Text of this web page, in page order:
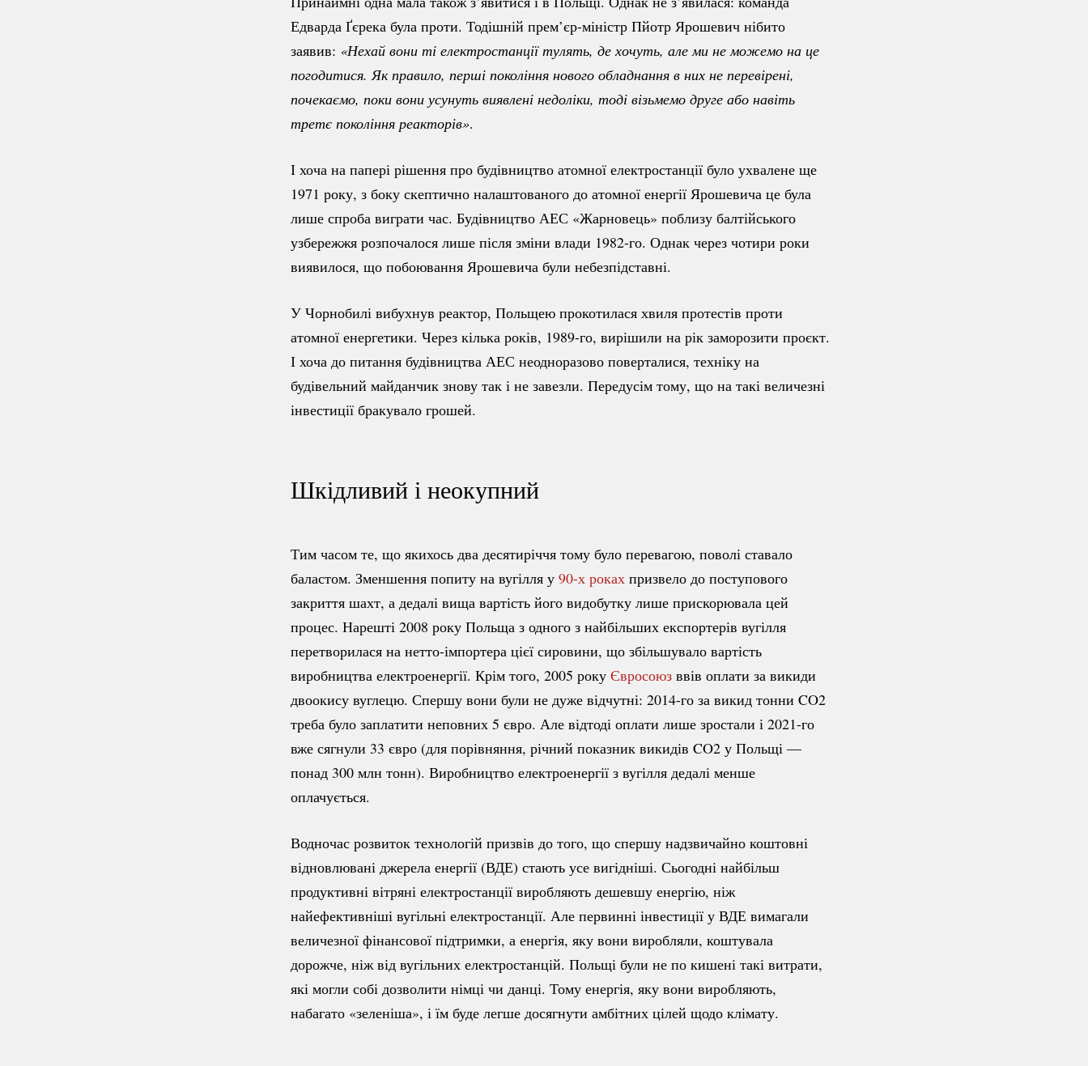
Едварда Ґєрека була проти. Тодішній прем’єр-міністр Пйотр Ярошевич нібито
заявив: «Нехай вони ті електростанції тулять, де хочуть, але ми не можемо на це
погодитися. Як правило, перші покоління нового обладнання в них не перевірені,
почекаємо, поки вони усунуть виявлені недоліки, тоді візьмемо друге або навіть
третє покоління реакторів».
І хоча на папері рішення про будівництво атомної електростанції було ухвалене ще
1971 року, з боку скептично налаштованого до атомної енергії Ярошевича це була
лише спроба виграти час. Будівництво АЕС «Жарновець» поблизу балтійського
узбережжя розпочалося лише після зміни влади 1982-го. Однак через чотири роки
виявилося, що побоювання Ярошевича були небезпідставні.
У Чорнобилі вибухнув реактор, Польщею прокотилася хвиля протестів проти
атомної енергетики. Через кілька років, 1989-го, вирішили на рік заморозити проєкт.
І хоча до питання будівництва АЕС неодноразово поверталися, техніку на
будівельний майданчик знову так і не завезли. Передусім тому, що на такі величезні
інвестиції бракувало грошей.
Шкідливий і неокупний
Тим часом те, що якихось два десятиріччя тому було перевагою, поволі ставало
баластом. Зменшення попиту на вугілля у 90-х роках призвело до поступового
закриття шахт, а дедалі вища вартість його видобутку лише прискорювала цей
процес. Нарешті 2008 року Польща з одного з найбільших експортерів вугілля
перетворилася на нетто-імпортера цієї сировини, що збільшувало вартість
виробництва електроенергії. Крім того, 2005 року Євросоюз ввів оплати за викиди
двоокису вуглецю. Спершу вони були не дуже відчутні: 2014-го за викид тонни CO2
треба було заплатити неповних 5 євро. Але відтоді оплати лише зростали і 2021-го
вже сягнули 33 євро (для порівняння, річний показник викидів CO2 у Польщі —
понад 300 млн тонн). Виробництво електроенергії з вугілля дедалі менше
оплачується.
Водночас розвиток технологій призвів до того, що спершу надзвичайно коштовні
відновлювані джерела енергії (ВДЕ) стають усе вигідніші. Сьогодні найбільш
продуктивні вітряні електростанції виробляють дешевшу енергію, ніж
найефективніші вугільні електростанції. Але первинні інвестиції у ВДЕ вимагали
величезної фінансової підтримки, а енергія, яку вони виробляли, коштувала
дорожче, ніж від вугільних електростанцій. Польщі були не по кишені такі витрати,
які могли собі дозволити німці чи данці. Тому енергія, яку вони виробляють,
набагато «зеленіша», і їм буде легше досягнути амбітних цілей щодо клімату.